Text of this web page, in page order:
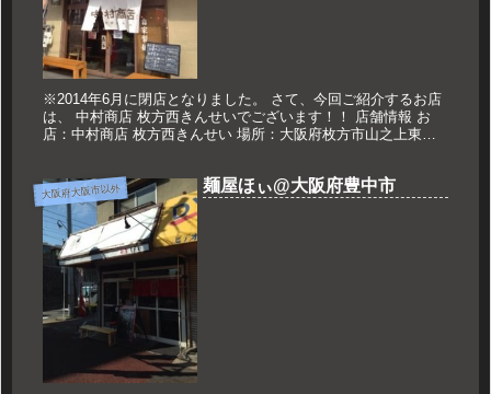
※2014年6月に閉店となりました。 さて、今回ご紹介するお店
は、 中村商店 枚方西きんせいでございます！！ 店舗情報 お
店：中村商店 枚方西きんせい 場所：大阪府枚方市山之上東町6-
大阪府大阪市以外 麺屋ほぃ@大阪府豊中市